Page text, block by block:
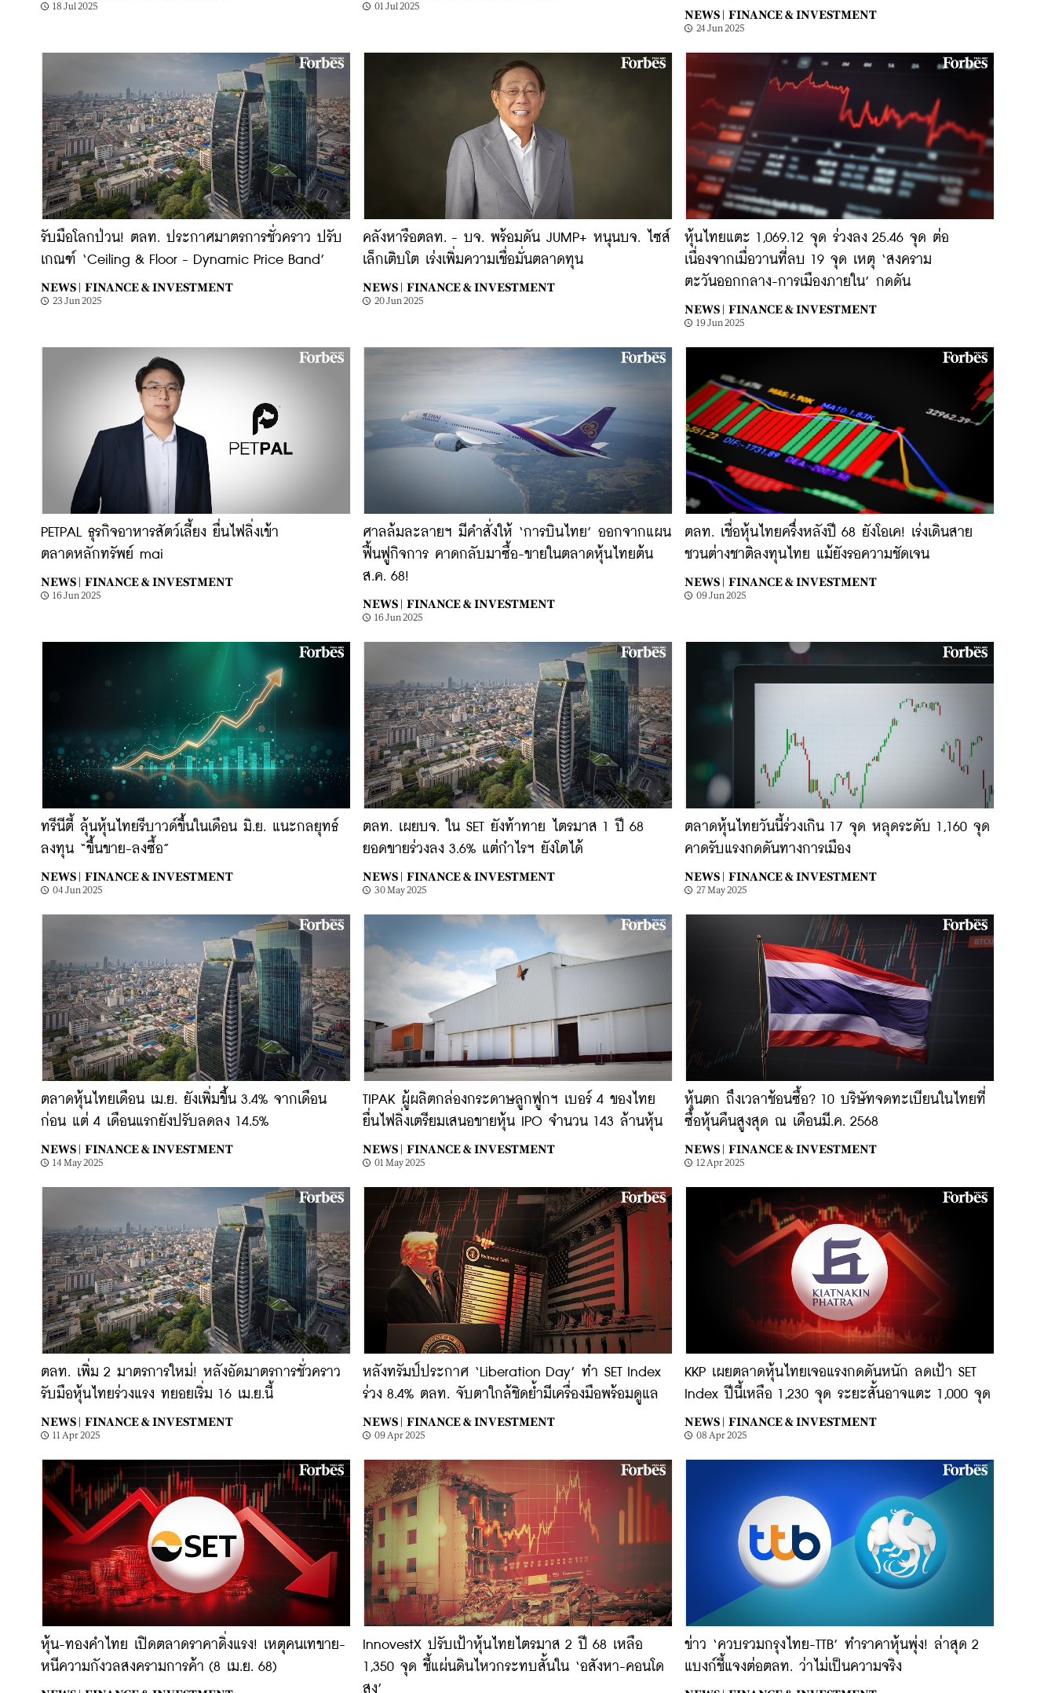
18 Jul 2025 01 Jul 2025
NEWS | FINANCE & INVESTMENT
24 Jun 2025
รับมือโลกป่วน! ตลท. ประกาศมาตรการชั่วคราว ปรับ
เกณฑ์ ‘Ceiling & Floor - Dynamic Price Band’
NEWS | FINANCE & INVESTMENT
23 Jun 2025
คลังหารือตลท. - บจ. พร้อมดัน JUMP+ หนุนบจ. ไซส์
เล็กเติบโต เร่งเพิ่มความเชื่อมั่นตลาดทุน
NEWS | FINANCE & INVESTMENT
20 Jun 2025
หุ้นไทยแตะ 1,069.12 จุด ร่วงลง 25.46 จุด ต่อ
เนื่องจากเมื่อวานที่ลบ 19 จุด เหตุ ‘สงคราม
ตะวันออกกลาง-การเมืองภายใน’ กดดัน
NEWS | FINANCE & INVESTMENT
19 Jun 2025
PETPAL ธุรกิจอาหารสัตว์เลี้ยง ยื่นไฟลิ่งเข้า
ตลาดหลักทรัพย์ mai
NEWS | FINANCE & INVESTMENT
16 Jun 2025
ศาลล้มละลายฯ มีคำสั่งให้ ‘การบินไทย’ ออกจากแผน
ฟื้นฟูกิจการ คาดกลับมาซื้อ-ขายในตลาดหุ้นไทยต้น
ส.ค. 68!
NEWS | FINANCE & INVESTMENT
16 Jun 2025
ตลท. เชื่อหุ้นไทยครึ่งหลังปี 68 ยังโอเค! เร่งเดินสาย
ชวนต่างชาติลงทุนไทย แม้ยังรอความชัดเจน
NEWS | FINANCE & INVESTMENT
09 Jun 2025
ทรีนีตี้ ลุ้นหุ้นไทยรีบาวด์ขึ้นในเดือน มิ.ย. แนะกลยุทธ์
ลงทุน “ขึ้นขาย-ลงซื้อ”
NEWS | FINANCE & INVESTMENT
04 Jun 2025
ตลท. เผยบจ. ใน SET ยังท้าทาย ไตรมาส 1 ปี 68
ยอดขายร่วงลง 3.6% แต่กำไรฯ ยังโตได้
NEWS | FINANCE & INVESTMENT
30 May 2025
ตลาดหุ้นไทยวันนี้ร่วงเกิน 17 จุด หลุดระดับ 1,160 จุด
คาดรับแรงกดดันทางการเมือง
NEWS | FINANCE & INVESTMENT
27 May 2025
ตลาดหุ้นไทยเดือน เม.ย. ยังเพิ่มขึ้น 3.4% จากเดือน
ก่อน แต่ 4 เดือนแรกยังปรับลดลง 14.5%
NEWS | FINANCE & INVESTMENT
14 May 2025
TIPAK ผู้ผลิตกล่องกระดาษลูกฟูกฯ เบอร์ 4 ของไทย
ยื่นไฟลิ่งเตรียมเสนอขายหุ้น IPO จำนวน 143 ล้านหุ้น
NEWS | FINANCE & INVESTMENT
01 May 2025
หุ้นตก ถึงเวลาช้อนซื้อ? 10 บริษัทจดทะเบียนในไทยที่
ซื้อหุ้นคืนสูงสุด ณ เดือนมี.ค. 2568
NEWS | FINANCE & INVESTMENT
12 Apr 2025
ตลท. เพิ่ม 2 มาตรการใหม่! หลังอัดมาตรการชั่วคราว
รับมือหุ้นไทยร่วงแรง ทยอยเริ่ม 16 เม.ย.นี้
NEWS | FINANCE & INVESTMENT
11 Apr 2025
หลังทรัมป์ประกาศ ‘Liberation Day’ ทำ SET Index
ร่วง 8.4% ตลท. จับตาใกล้ชิดย้ำมีเครื่องมือพร้อมดูแล
NEWS | FINANCE & INVESTMENT
09 Apr 2025
KKP เผยตลาดหุ้นไทยเจอแรงกดดันหนัก ลดเป้า SET
Index ปีนี้เหลือ 1,230 จุด ระยะสั้นอาจแตะ 1,000 จุด
NEWS | FINANCE & INVESTMENT
08 Apr 2025
หุ้น-ทองคำไทย เปิดตลาดราคาดิ่งแรง! เหตุคนเทขาย-
หนีความกังวลสงครามการค้า (8 เม.ย. 68)
InnovestX ปรับเป้าหุ้นไทยไตรมาส 2 ปี 68 เหลือ
1,350 จุด ชี้แผ่นดินไหวกระทบสั้นใน ‘อสังหา-คอนโด
สูง’
ข่าว ‘ควบรวมกรุงไทย-TTB’ ทำราคาหุ้นพุ่ง! ล่าสุด 2
แบงก์ชี้แจงต่อตลท. ว่าไม่เป็นความจริง